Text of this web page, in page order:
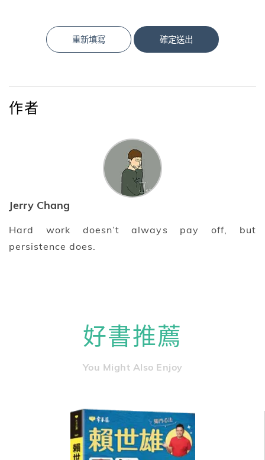
重新填寫 確定送出
作者
Jerry Chang
Hard work doesn’t always pay off, but
persistence does.
好書推薦
You Might Also Enjoy